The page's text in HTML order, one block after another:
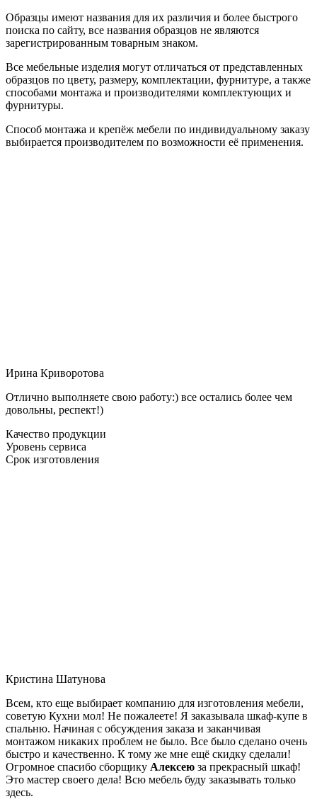
Образцы имеют названия для их различия и более быстрого
поиска по сайту, все названия образцов не являются
зарегистрированным товарным знаком.
Все мебельные изделия могут отличаться от представленных
образцов по цвету, размеру, комплектации, фурнитуре, а также
способами монтажа и производителями комплектующих и
фурнитуры.
Способ монтажа и крепёж мебели по индивидуальному заказу
выбирается производителем по возможности её применения.
Ирина Криворотова
Отлично выполняете свою работу:) все остались более чем
довольны, респект!)
Качество продукции
Уровень сервиса
Срок изготовления
Кристина Шатунова
Всем, кто еще выбирает компанию для изготовления мебели,
советую Кухни мол! Не пожалеете! Я заказывала шкаф-купе в
спальню. Начиная с обсуждения заказа и заканчивая
монтажом никаких проблем не было. Все было сделано очень
быстро и качественно. К тому же мне ещё скидку сделали!
Огромное спасибо сборщику Алексею за прекрасный шкаф!
Это мастер своего дела! Всю мебель буду заказывать только
здесь.